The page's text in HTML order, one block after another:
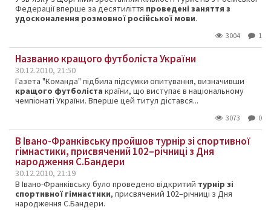
Федерації вперше за десятиліття проведені заняття з
удосконалення розмовної російської мови.
3004 1
Названио кращого футболіста України
30.12.2010, 21:50
Газета "Команда" підбила підсумки опитування, визначивши
кращого футболіста країни, що виступає в національному
чемпіонаті України. Вперше цей титул дістався...
3073 0
В Івано-Франківську пройшов турнір зі спортивної
гімнастики, присвячений 102–річниці з Дня
народження С.Бандери
30.12.2010, 21:19
В Івано-Франківську було проведено відкритий турнір зі
спортивної гімнастики, присвячений 102–річниці з Дня
народження С.Бандери.